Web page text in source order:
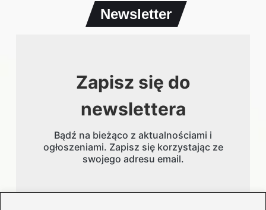
Newsletter
Zapisz się do
newslettera
Bądź na bieżąco z aktualnościami i
ogłoszeniami. Zapisz się korzystając ze
swojego adresu email.
Adres email